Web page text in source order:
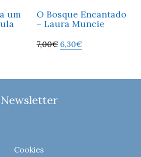
um
O Bosque Encantado
– Laura Muncie
7,00€ 6,30€
Newsletter
Cookies